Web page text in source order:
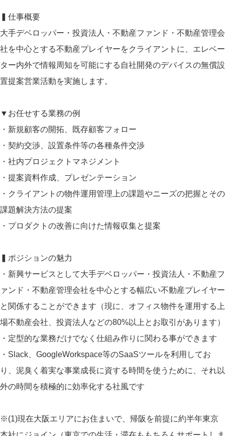
▍仕事概要
大手デベロッパー・投資法人・不動産ファンド・不動産管理会
社を中心とする不動産プレイヤーをクライアントに、エレベー
ター内外で情報周知を可能にする自社開発のデバイスの無償設
置提案営業活動を実施します。
▼お任せする業務の例
・新規顧客の開拓、既存顧客フォロー
・契約交渉、設置条件等の各種条件交渉
・社内プロジェクトマネジメント
・提案資料作成、プレゼンテーション
・クライアントの物件運用管理上の課題やニーズの把握とその
課題解決方法の提案
・プロダクトの改善に向けた情報収集と提案
▍ポジションの魅力
・新興サービスとして大手デベロッパー・投資法人・不動産フ
ァンド・不動産管理会社を中心とする幅広い不動産プレイヤー
と関係することができます（現に、オフィス物件を運用する上
場不動産会社、投資法人などの80%以上とお取引があります）
・定型的な業務だけでなく仕組み作りに関わる事ができます
・Slack、GoogleWorkspace等のSaaSツールを利用してお
り、泥臭く着実な事業成長に資する時間を使うために、それ以
外の時間を積極的に効率化する社風です
※(1)現在大阪エリアにお住まいで、帰阪を前提に約半年東京